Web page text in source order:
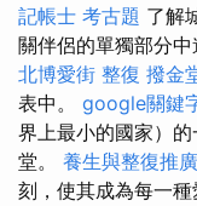
記帳士 考古題 了解
關伴侶的單獨部分
北博愛街 整復 撥金
表中。 google關鍵
界上最小的國家）
堂。 養生與整復推
刻，使其成為每一